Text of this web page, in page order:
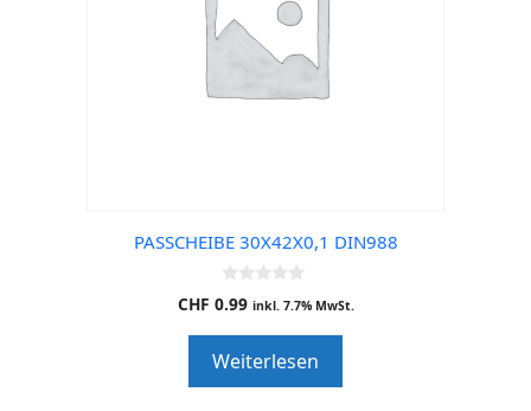
PASSCHEIBE 30X42X0,1 DIN988
0
o
o
f
5
CHF 0.99 inkl. 7.7% MwSt.
Weiterlesen